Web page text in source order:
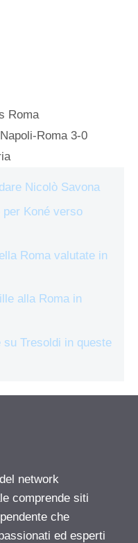
Roma
Roma 3-0
Nicolò Savona
Koné verso
Roma valutate in
alla Roma in
Tresoldi in queste
network
comprende siti
che
ed esperti